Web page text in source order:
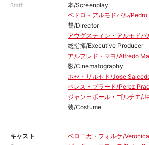
Staff
本/Screenplay
ペドロ・アルモドバル/
督/Director
アウグスティン・アルモド
総指揮/Executive Producer
アルフレド・マヨ/Alfredo
影/Cinematography
ホセ・サルセド/Jose
ペレス・プラード/Perez
ジャン＝ポール・ゴルチエ/
装/Costume
キャスト ベロニカ・フォルケ/